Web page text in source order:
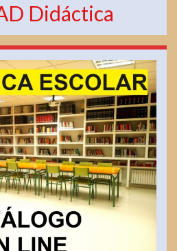
Didáctica